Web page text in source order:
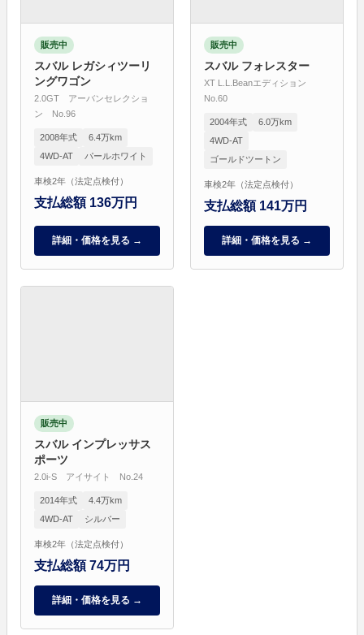
販売中
スバル レガシィツーリ
ングワゴン
2.0GT アーバンセレクショ
ン No.96
2008年式
6.4万km
4WD-AT
パールホワイト
車検2年（法定点検付）
支払総額 136万円
詳細・価格を見る →
販売中
スバル フォレスター
XT L.L.Beanエディション
No.60
2004年式
6.0万km
4WD-AT
ゴールドツートン
車検2年（法定点検付）
支払総額 141万円
詳細・価格を見る →
販売中
スバル インプレッサス
ポーツ
2.0i-S アイサイト No.24
2014年式
4.4万km
4WD-AT
シルバー
車検2年（法定点検付）
支払総額 74万円
詳細・価格を見る →